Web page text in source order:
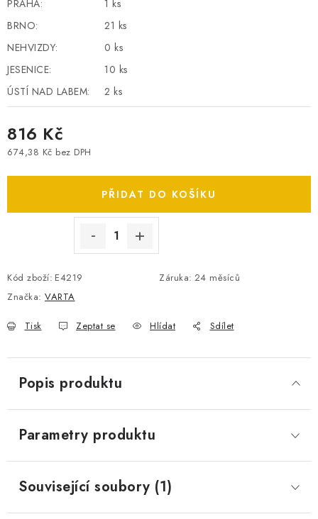
PŘÍSLUŠENSTVÍ
DOPRAVA ZDARMA
KONTAKTY
KONFIGURÁTOR AUTOBATERIÍ
VÝMĚNA AUTOBATERIE
OBCHODNÍ PODMÍNKY
OCHRANA OSOBNÍCH ÚDAJŮ
OVĚŘOVÁNÍ RECENZÍ
JAK NA TO S BATTERY.CZ
ČASTO KLADENÉ OTÁZKY, FAQ
NÁVODY KE STAŽENÍ
PRAHA:
1 ks
BRNO:
21 ks
NEHVIZDY:
0 ks
JESENICE:
10 ks
ÚSTÍ NAD LABEM:
2 ks
816 Kč
674,38 Kč bez DPH
PŘIDAT DO KOŠÍKU
Kód zboží: E4219 Záruka: 24 měsíců
Značka: VARTA
Tisk Zeptat se Hlídat Sdílet
Popis produktu
Parametry produktu
Související soubory (1)